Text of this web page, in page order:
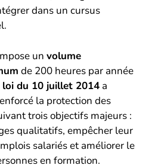
dans un cursus
un volume
de 200 heures par année
loi du 10 juillet 2014 a
la protection des
trois objectifs majeurs :
qualitatifs, empêcher leur
salariés et améliorer le
en formation.